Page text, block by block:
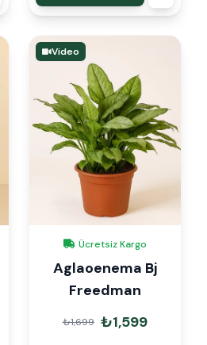
Video
Ücretsiz Kargo
Aglaoenema Bj
Freedman
₺1,699 ₺1,599